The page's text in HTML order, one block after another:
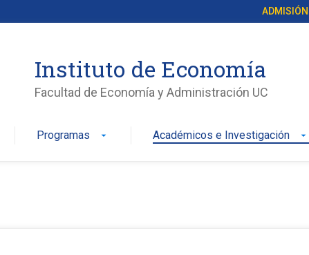
ADMISIÓN
Instituto de Economía
Facultad de Economía y Administración UC
Programas arrow_drop_down Académicos e Investigación arrow_drop_down